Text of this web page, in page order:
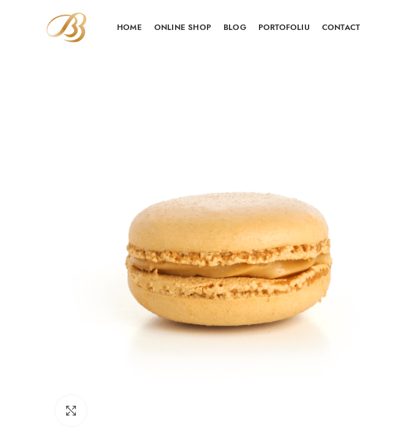
HOME ONLINE SHOP BLOG PORTOFOLIU CONTACT